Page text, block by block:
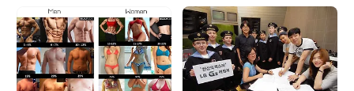
1만자로 글자수 제한을 완화한 상태입니다. 하지만, 이번
인터뷰를 통해 트윗의 제한은 해제되지 않을 예정임을 알
수 있는 상태이며, 여러 IT매체는 트위터가 타임라인에서 ..